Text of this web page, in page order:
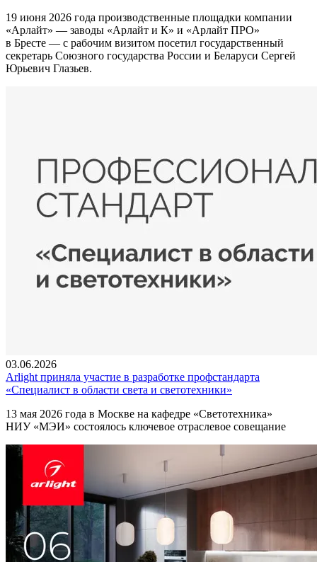
19 июня 2026 года производственные площадки компании
«Арлайт» — заводы «Арлайт и К» и «Арлайт ПРО»
в Бресте — с рабочим визитом посетил государственный
секретарь Союзного государства России и Беларуси Сергей
Юрьевич Глазьев.
03.06.2026
Arlight приняла участие в разработке профстандарта
«Специалист в области света и светотехники»
13 мая 2026 года в Москве на кафедре «Светотехника»
НИУ «МЭИ» состоялось ключевое отраслевое совещание